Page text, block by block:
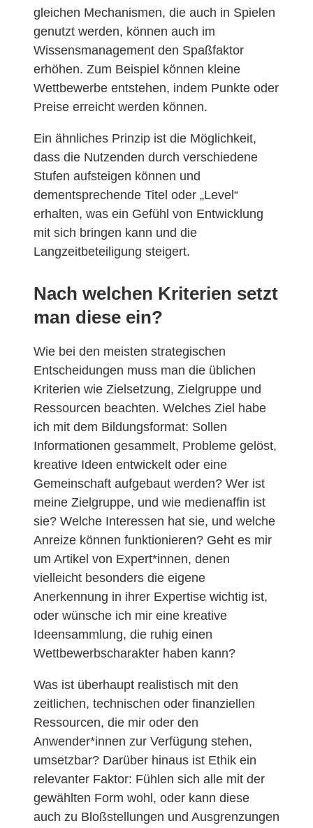
gleichen Mechanismen, die auch in Spielen
genutzt werden, können auch im
Wissensmanagement den Spaßfaktor
erhöhen. Zum Beispiel können kleine
Wettbewerbe entstehen, indem Punkte oder
Preise erreicht werden können.
Ein ähnliches Prinzip ist die Möglichkeit,
dass die Nutzenden durch verschiedene
Stufen aufsteigen können und
dementsprechende Titel oder „Level“
erhalten, was ein Gefühl von Entwicklung
mit sich bringen kann und die
Langzeitbeteiligung steigert.
Nach welchen Kriterien setzt
man diese ein?
Wie bei den meisten strategischen
Entscheidungen muss man die üblichen
Kriterien wie Zielsetzung, Zielgruppe und
Ressourcen beachten. Welches Ziel habe
ich mit dem Bildungsformat: Sollen
Informationen gesammelt, Probleme gelöst,
kreative Ideen entwickelt oder eine
Gemeinschaft aufgebaut werden? Wer ist
meine Zielgruppe, und wie medienaffin ist
sie? Welche Interessen hat sie, und welche
Anreize können funktionieren? Geht es mir
um Artikel von Expert*innen, denen
vielleicht besonders die eigene
Anerkennung in ihrer Expertise wichtig ist,
oder wünsche ich mir eine kreative
Ideensammlung, die ruhig einen
Wettbewerbscharakter haben kann?
Was ist überhaupt realistisch mit den
zeitlichen, technischen oder finanziellen
Ressourcen, die mir oder den
Anwender*innen zur Verfügung stehen,
umsetzbar? Darüber hinaus ist Ethik ein
relevanter Faktor: Fühlen sich alle mit der
gewählten Form wohl, oder kann diese
auch zu Bloßstellungen und Ausgrenzungen